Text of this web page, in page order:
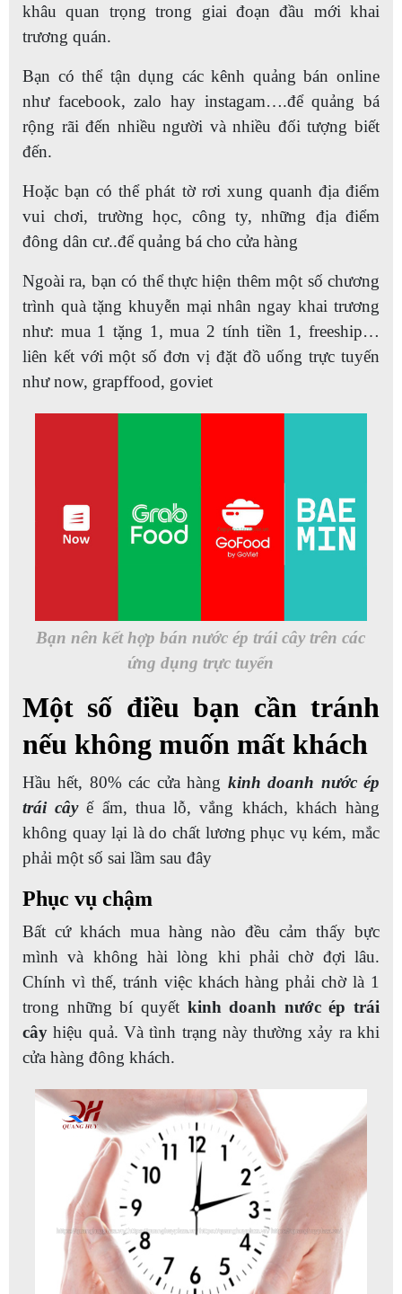
khâu quan trọng trong giai đoạn đầu mới khai
trương quán.
Bạn có thể tận dụng các kênh quảng bán online
như facebook, zalo hay instagam….để quảng bá
rộng rãi đến nhiều người và nhiều đối tượng biết
đến.
Hoặc bạn có thể phát tờ rơi xung quanh địa điểm
vui chơi, trường học, công ty, những địa điểm
đông dân cư..để quảng bá cho cửa hàng
Ngoài ra, bạn có thể thực hiện thêm một số chương
trình quà tặng khuyễn mại nhân ngay khai trương
như: mua 1 tặng 1, mua 2 tính tiền 1, freeship…
liên kết với một số đơn vị đặt đồ uống trực tuyến
như now, grapffood, goviet
Bạn nên kết hợp bán nước ép trái cây trên các
ứng dụng trực tuyến
Một số điều bạn cần tránh
nếu không muốn mất khách
Hầu hết, 80% các cửa hàng kinh doanh nước ép
trái cây ế ẩm, thua lỗ, vắng khách, khách hàng
không quay lại là do chất lương phục vụ kém, mắc
phải một số sai lầm sau đây
Phục vụ chậm
Bất cứ khách mua hàng nào đều cảm thấy bực
mình và không hài lòng khi phải chờ đợi lâu.
Chính vì thế, tránh việc khách hàng phải chờ là 1
trong những bí quyết kinh doanh nước ép trái
cây hiệu quả. Và tình trạng này thường xảy ra khi
cửa hàng đông khách.